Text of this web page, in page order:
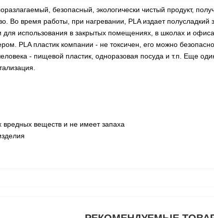
безопасный, экологически чистый продукт,
Во время работы, при нагревании, PLA издает полусладкий
использования в закрытых помещениях, в школах и
PLA пластик компании - не токсичен, его можно
- пищевой пластик, одноразовая посуда и т.п. Еще
вредных веществ и не имеет запаха